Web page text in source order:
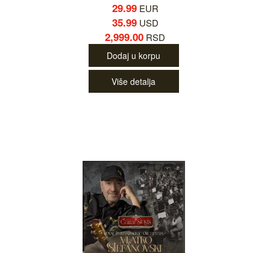
29.99EUR
35.99USD
2,999.00 RSD
Dodaj u korpu
Više detalja